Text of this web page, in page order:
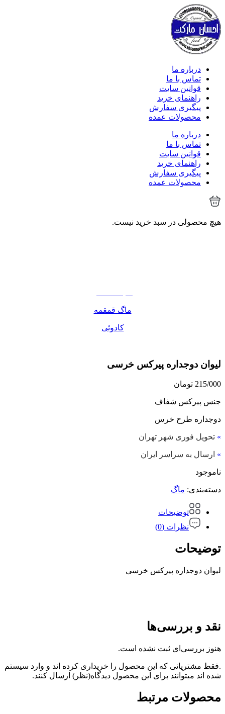
درباره ما
تماس با ما
قوانین سایت
راهنمای خرید
پیگیری سفارش
محصولات عمده
درباره ما
تماس با ما
قوانین سایت
راهنمای خرید
پیگیری سفارش
محصولات عمده
هیچ محصولی در سبد خرید نیست.
ماگ قمقمه
کادوئی
لیوان دوجداره پیرکس خرسی
215/000 تومان
جنس پیرکس شفاف
دوجداره طرح خرس
» تحویل فوری شهر تهران
» ارسال به سراسر ایران
ناموجود
دسته‌بندی: ماگ
توضیحات
نظرات (0)
توضیحات
لیوان دوجداره پیرکس خرسی
نقد و بررسی‌ها
هنوز بررسی‌ای ثبت نشده است.
.فقط مشتریانی که این محصول را خریداری کرده اند و وارد سیستم
شده اند میتوانند برای این محصول دیدگاه(نظر) ارسال کنند.
محصولات مرتبط